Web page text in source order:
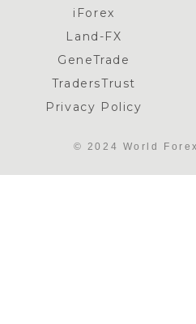
iForex
Land-FX
GeneTrade
TradersTrust
Privacy Policy
© 2024 World